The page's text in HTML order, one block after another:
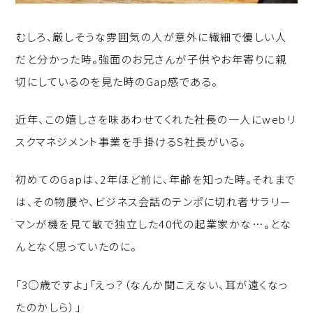
むしろ、厳しそうな雰囲気の人が意外に繊細で優しい人
だと分かった時。強面のお兄さんが子供やお年寄りに親
切にしているのを見た時のGap感である。
近年、この嬉しさを味あわせてくれた社長の一人にwebリ
スクマネジメント事業を手掛けるS社長がいる。
初めてのGapは、2年ほど前に、年齢を知った時。それまで
は、その物腰や、ビジネス会話のテンポに切れ者サラリー
マンが機を見て敏で独立した40代の起業家かな…。とな
んとなく思っていたのに。
「3○歳ですよ」「えっ？（なんか聞こえない、耳が遠くなっ
たのかしら）」